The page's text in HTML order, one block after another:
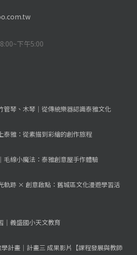
下午5:00
管琴、木琴｜從傳統樂器認識泰雅文化
泰雅：從素描到彩繪的創作旅程
毛線小魔法：泰雅創意屋手作體驗
軌跡 × 創意啟點：舊城區文化漫遊學習活
｜義盛國小天文教育
計畫｜計畫三 成果影片【課程發展與教師